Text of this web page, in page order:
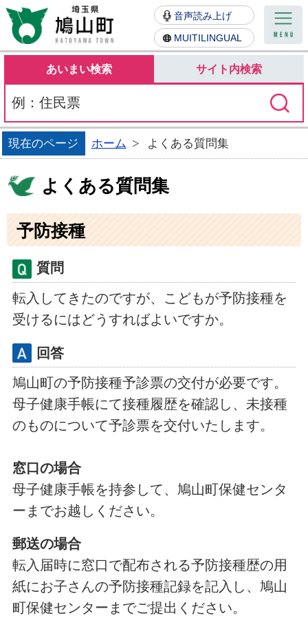
鳩山町
音声読み上げ
MUITILINGUAL
あいまい検索 サイト内検索
現在のページ ホーム よくある質問集
よくある質問集
予防接種
質問
転入してきたのですが、こどもが予防接種を
受けるにはどうすればよいですか。
回答
鳩山町の予防接種予診票の交付が必要です。
母子健康手帳にて接種履歴を確認し、未接種
のものについて予診票を交付いたします。
窓口の場合
母子健康手帳を持参して、鳩山町保健センタ
ーまでお越しください。
郵送の場合
転入届時に窓口で配布される予防接種歴の用
紙にお子さんの予防接種記録を記入し、鳩山
町保健センターまでご提出ください。